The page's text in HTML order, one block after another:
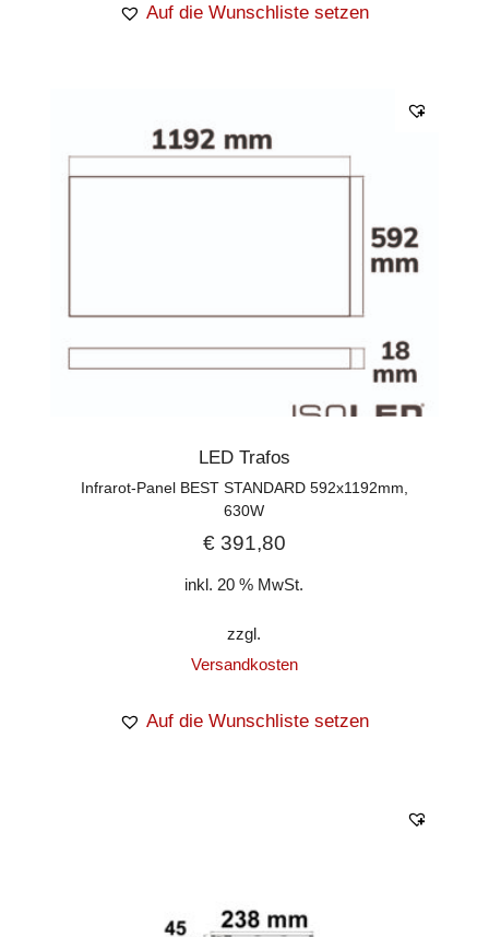
Auf die Wunschliste setzen
LED Trafos
Infrarot-Panel BEST STANDARD 592x1192mm,
630W
€391,80
inkl. 20 % MwSt.
zzgl.
Versandkosten
Auf die Wunschliste setzen